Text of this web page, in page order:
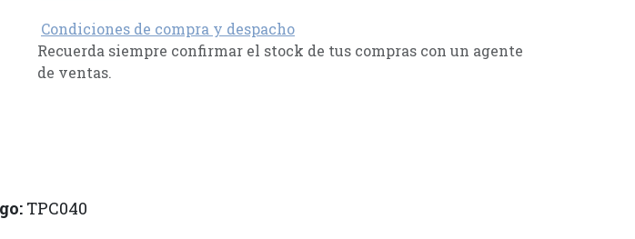
Condiciones de compra y despacho
Recuerda siempre confirmar el stock de tus compras con un agente
de ventas.
TPC040